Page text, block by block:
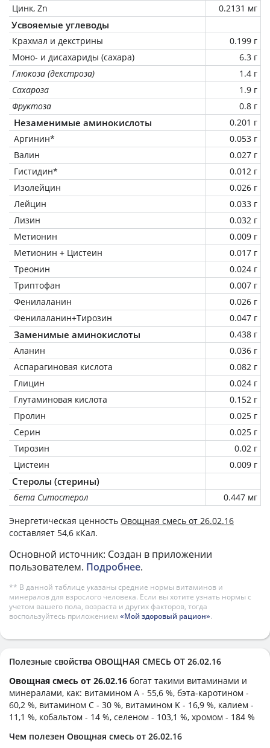
Цинк, Zn 0.2131 мг
Усвояемые углеводы
Крахмал и декстрины
0.199 г
Моно- и дисахариды (сахара)
6.3 г
Глюкоза (декстроза)
1.4 г
Сахароза
1.9 г
Фруктоза
0.8 г
Незаменимые аминокислоты
0.201 г
Аргинин*
0.053 г
Валин
0.027 г
Гистидин*
0.012 г
Изолейцин
0.026 г
Лейцин
0.033 г
Лизин
0.032 г
Метионин
0.009 г
Метионин + Цистеин
0.017 г
Треонин
0.024 г
Триптофан
0.007 г
Фенилаланин
0.026 г
Фенилаланин+Тирозин
0.047 г
Заменимые аминокислоты
0.438 г
Аланин
0.036 г
Аспарагиновая кислота
0.082 г
Глицин
0.024 г
Глутаминовая кислота
0.152 г
Пролин
0.025 г
Серин
0.025 г
Тирозин
0.02 г
Цистеин
0.009 г
Стеролы (стерины)
бета Ситостерол 0.447 мг
Энергетическая ценность Овощная смесь от 26.02.16
составляет 54,6 кКал.
Основной источник: Создан в приложении
пользователем. Подробнее.
** В данной таблице указаны средние нормы витаминов и
минералов для взрослого человека. Если вы хотите узнать нормы с
учетом вашего пола, возраста и других факторов, тогда
воспользуйтесь приложением «Мой здоровый рацион».
Полезные свойства ОВОЩНАЯ СМЕСЬ ОТ 26.02.16
Овощная смесь от 26.02.16 богат такими витаминами и
минералами, как: витамином А - 55,6 %, бэта-каротином -
60,2 %, витамином C - 30 %, витамином K - 16,9 %, калием -
11,1 %, кобальтом - 14 %, селеном - 103,1 %, хромом - 184 %
Чем полезен Овощная смесь от 26.02.16